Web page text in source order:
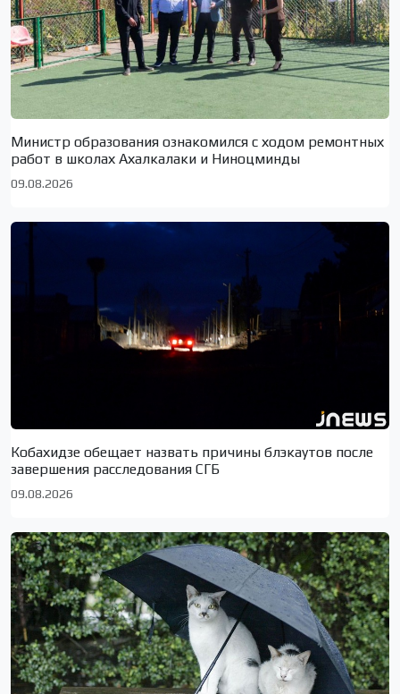
Министр образования ознакомился с ходом ремонтных
работ в школах Ахалкалаки и Ниноцминды
09.08.2026
Кобахидзе обещает назвать причины блэкаутов после
завершения расследования СГБ
09.08.2026